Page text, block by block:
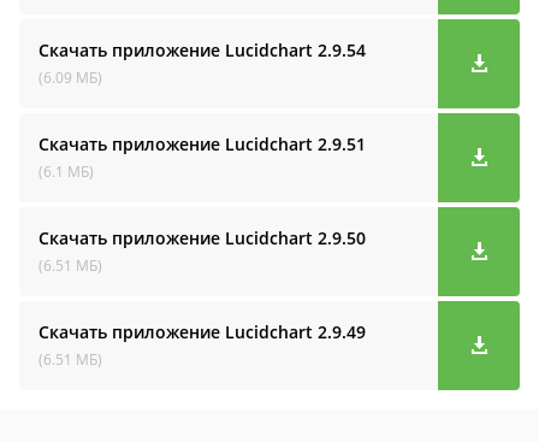
Скачать приложение Lucidchart 2.9.54
(6.09 МБ)
Скачать приложение Lucidchart 2.9.51
(6.1 МБ)
Скачать приложение Lucidchart 2.9.50
(6.51 МБ)
Скачать приложение Lucidchart 2.9.49
(6.51 МБ)